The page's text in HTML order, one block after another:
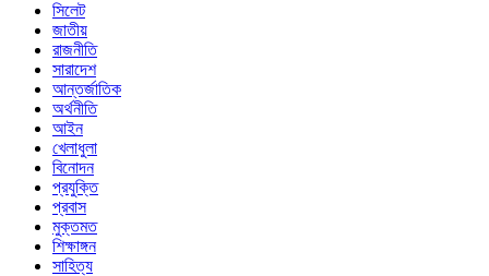
সিলেট
জাতীয়
রাজনীতি
সারাদেশ
আন্তর্জাতিক
অর্থনীতি
আইন
খেলাধুলা
বিনোদন
প্রযুক্তি
প্রবাস
মুক্তমত
শিক্ষাঙ্গন
সাহিত্য